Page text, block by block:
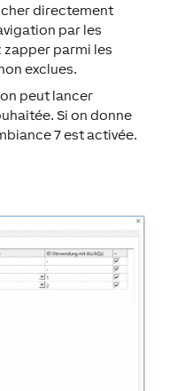
directement
par les
zapper parmi les
exclues.
peut lancer
Si on donne
7 est activée.